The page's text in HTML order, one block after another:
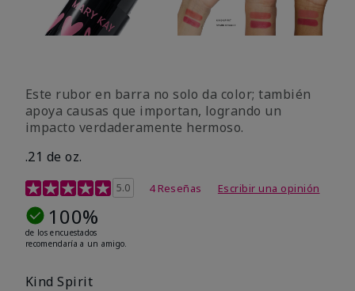
Este rubor en barra no solo da color; también
apoya causas que importan, logrando un
impacto verdaderamente hermoso.
.21 de oz.
Calificación de clientes de 3,1 de 5
5.0 4 Reseñas Escribir una opinión
100%
de los encuestados
recomendaría a un amigo.
Kind Spirit